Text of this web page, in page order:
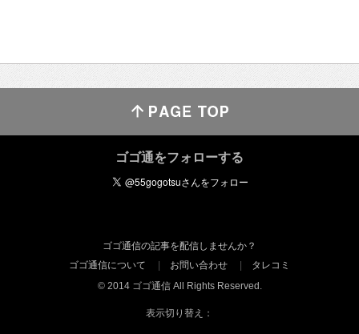
ゴゴ通をフォローする
ゴゴ通信の記事を配信しませんか？
ゴゴ通信について
お問い合わせ
タレコミ
© 2014 ゴゴ通信 All Rights Reserved.
表示切り替え：